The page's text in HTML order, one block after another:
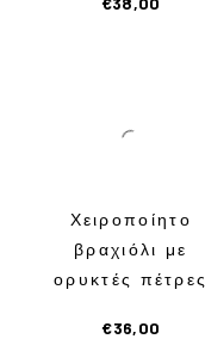
Χειροποίητο
βραχιόλι με
ορυκτές πέτρες
€36,00